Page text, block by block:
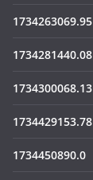
1734263069.95
1734281440.08
1734300068.13
1734429153.78
1734450890.0